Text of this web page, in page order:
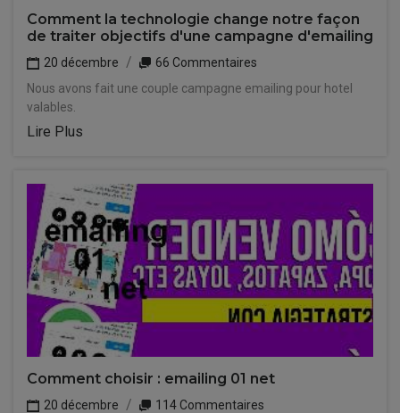
Comment la technologie change notre façon
de traiter objectifs d'une campagne d'emailing
20 décembre
66 Commentaires
Nous avons fait une couple campagne emailing pour hotel
valables.
Lire Plus
Comment choisir : emailing 01 net
20 décembre
114 Commentaires